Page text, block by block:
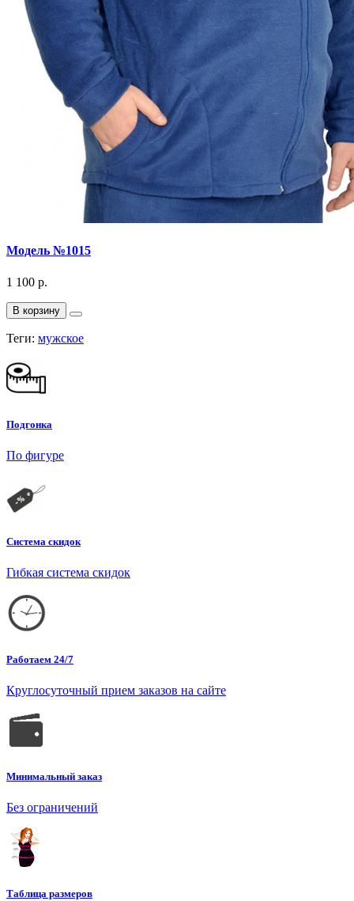
Модель №1015
1 100 р.
В корзину
Теги: мужское
Подгонка
По фигуре
Система скидок
Гибкая система скидок
Работаем 24/7
Круглосуточный прием заказов на сайте
Минимальный заказ
Без ограничений
Таблица размеров